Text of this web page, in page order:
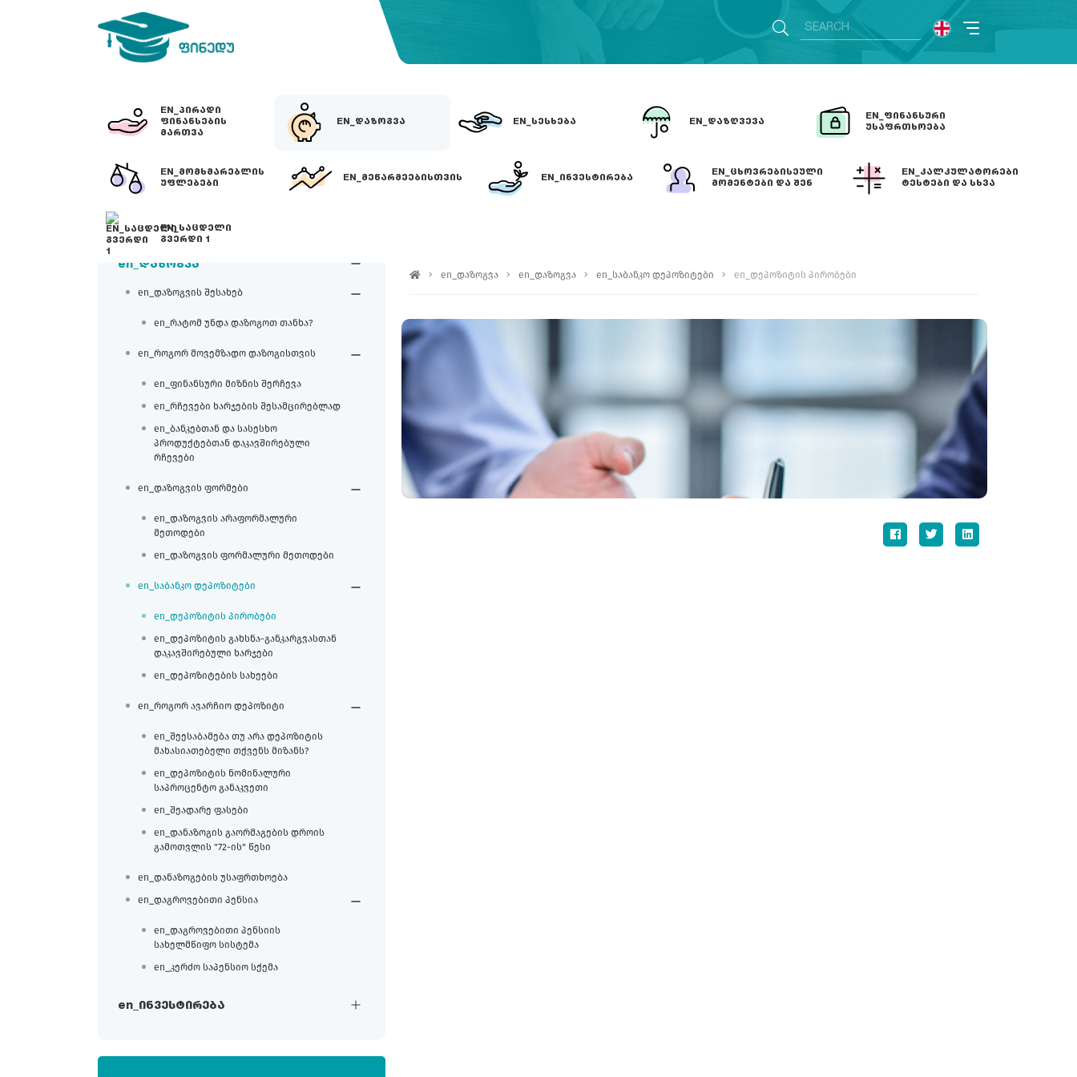
EN_ᲞᲘᲠᲐᲓᲘ
ᲤᲘᲜᲐᲜᲡᲔᲑᲘᲡ
ᲛᲐᲠᲗᲕᲐ
EN_ᲓᲐᲖᲝᲒᲕᲐ EN_ᲡᲔᲡᲮᲔᲑᲐ EN_ᲓᲐᲖᲦᲕᲔᲕᲐ
EN_ᲤᲘᲜᲐᲜᲡᲣᲠᲘ
ᲣᲡᲐᲤᲠᲗᲮᲝᲔᲑᲐ
EN_ᲛᲝᲛᲮᲛᲐᲠᲔᲑᲚᲘᲡ
ᲣᲤᲚᲔᲑᲔᲑᲘ
EN_ᲛᲔᲬᲐᲠᲛᲔᲔᲑᲘᲡᲗᲕᲘᲡ EN_ᲘᲜᲕᲔᲡᲢᲘᲠᲔᲑᲐ
EN_ᲪᲮᲝᲕᲠᲔᲑᲘᲡᲔᲣᲚᲘ
ᲛᲝᲛᲔᲜᲢᲔᲑᲘ ᲓᲐ ᲨᲔᲜ
EN_ᲙᲐᲚᲙᲣᲚᲐᲢᲝᲠᲔᲑᲘ
ᲢᲔᲡᲢᲔᲑᲘ ᲓᲐ ᲡᲮᲕᲐ
EN_ᲡᲐᲪᲓᲔᲚᲘ
ᲒᲕᲔᲠᲓᲘ 1
en_დაზოგვა
en_დაზოგვის შესახებ
en_რატომ უნდა დაზოგოთ თანხა?
en_როგორ მოვემზადო დაზოგისთვის
en_ფინანსური მიზნის შერჩევა
en_რჩევები ხარჯების შესამცირებლად
en_ბანკებთან და სასესხო
პროდუქტებთან დაკავშირებული
რჩევები
en_დაზოგვის ფორმები
en_დაზოგვის არაფორმალური
მეთოდები
en_დაზოგვის ფორმალური მეთოდები
en_საბანკო დეპოზიტები
en_დეპოზიტის პირობები
en_დეპოზიტის გახსნა-განკარგვასთან
დაკავშირებული ხარჯები
en_დეპოზიტების სახეები
en_როგორ ავარჩიო დეპოზიტი
en_შეესაბამება თუ არა დეპოზიტის
მახასიათებელი თქვენს მიზანს?
en_დეპოზიტის ნომინალური
საპროცენტო განაკვეთი
en_შეადარე ფასები
en_დანაზოგის გაორმაგების დროის
გამოთვლის "72-ის" წესი
en_დანაზოგების უსაფრთხოება
en_დაგროვებითი პენსია
en_დაგროვებითი პენსიის
სახელმწიფო სისტემა
en_კერძო საპენსიო სქემა
en_ინვესტირება
en_დაზოგვა en_დაზოგვა en_საბანკო დეპოზიტები en_დეპოზიტის პირობები